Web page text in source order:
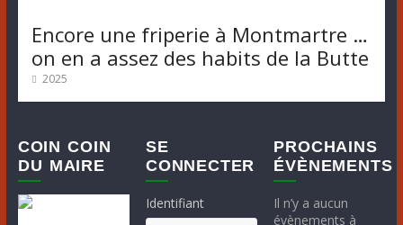
m
e
n
t
s
e
n
t
Encore une friperie à Montmartre …
on en a assez des habits de la Butte
2025
COIN COIN
DU MAIRE
SE
CONNECTER
Identifiant
PROCHAINS
ÉVÈNEMENTS
Il n’y a aucun
évènements à